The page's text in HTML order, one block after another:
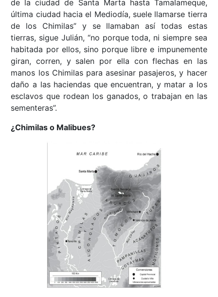
de la ciudad de Santa Marta hasta Tamalameque,
última ciudad hacia el Mediodía, suele llamarse tierra
de los Chimilas” y se llamaban así todas estas
tierras, sigue Julián, “no porque toda, ni siempre sea
habitada por ellos, sino porque libre e impunemente
giran, corren, y salen por ella con flechas en las
manos los Chimilas para asesinar pasajeros, y hacer
daño a las haciendas que encuentran, y matar a los
esclavos que rodean los ganados, o trabajan en las
sementeras”.
¿Chimilas o Malibues?